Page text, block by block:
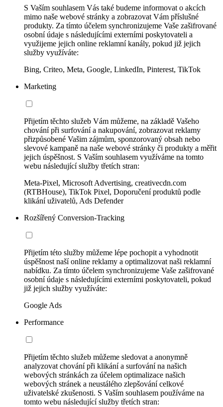
S Vaším souhlasem Vás také budeme informovat o akcích
mimo naše webové stránky a zobrazovat Vám příslušné
produkty. Za tímto účelem synchronizujeme Vaše zašifrované
osobní údaje s následujícími externími poskytovateli a
využijeme jejich online reklamní kanály, pokud již jejich
služby využíváte:
Bing, Criteo, Meta, Google, LinkedIn, Pinterest, TikTok
Marketing
Přijetím těchto služeb Vám můžeme, na základě Vašeho
chování při surfování a nakupování, zobrazovat reklamy
přizpůsobené Vašim zájmům, sponzorovaný obsah nebo
slevové kampaně na naše webové stránky či produkty a měřit
jejich úspěšnost. S Vaším souhlasem využíváme na tomto
webu následující služby třetích stran:
Meta-Pixel, Microsoft Advertising, creativecdn.com
(RTBHouse), TikTok Pixel, Doporučení produktů podle
klikání uživatelů, Ads Defender
Rozšířený Conversion-Tracking
Přijetím této služby můžeme lépe pochopit a vyhodnotit
úspěšnost naší online reklamy a optimalizovat naši reklamní
nabídku. Za tímto účelem synchronizujeme Vaše zašifrované
osobní údaje s následujícími externími poskytovateli, pokud
již jejich služby využíváte:
Google Ads
Performance
Přijetím těchto služeb můžeme sledovat a anonymně
analyzovat chování při klikání a surfování na našich
webových stránkách za účelem optimalizace našich
webových stránek a neustálého zlepšování celkové
uživatelské zkušenosti. S Vaším souhlasem používáme na
tomto webu následující služby třetích stran: